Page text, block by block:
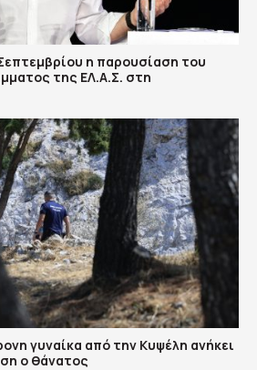
η παρουσίαση του
της ΕΛ.Α.Σ. στη
γυναίκα από την Κυψέλη ανήκει
ο θάνατος